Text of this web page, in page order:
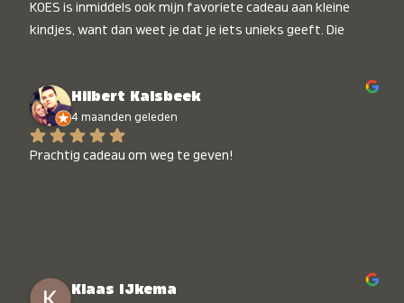
KOES is inmiddels ook mijn favoriete cadeau aan kleine
kindjes, want dan weet je dat je iets unieks geeft. Die
Hilbert Kalsbeek
4 maanden geleden
Prachtig cadeau om weg te geven!
Klaas IJkema